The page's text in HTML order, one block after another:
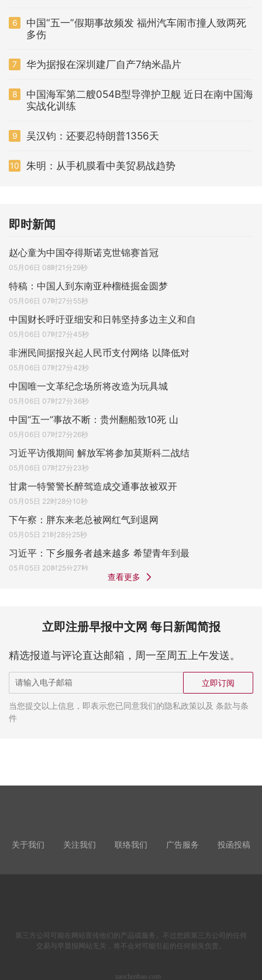
6
中国“五一”假期事故频发 福州汽车闹市撞人致两死
多伤
7 华为据报在深圳建厂自产7纳米晶片
8
中国海军第二艘054B型导弹护卫舰 近日在南中国海
实战化训练
9 吴汉钧：还要忍特朗普1356天
10 朱明：从手机膜看中美贸易战趋势
即时新闻
赵心童为中国夺得斯诺克世锦赛首冠
05月06日 08时21分29秒
特稿：中国人到东南亚种榴梿掘金圆梦
05月06日 07时27分55秒
中国财长呼吁亚细安和日韩坚持多边主义和自
05月06日 07时27分45秒
非洲民间据报兴起人民币支付网络 以降低对
05月06日 07时27分42秒
中国唯一文革纪念场所将改造为玩具城
05月06日 07时27分36秒
中国“五一”事故不断：贵州翻船致10死 山
05月06日 07时27分26秒
习近平访俄期间 解放军将参加莫斯科二战结
05月06日 07时27分23秒
甘肃一特警警长醉驾造成交通事故被双开
05月05日 22时28分10秒
下午察：胖东来老总被网红气到退网
05月05日 21时28分25秒
习近平：下乡服务者越来越多 希望青年到最
05月05日 20时25分27秒
查看更多
立即注册早报中文网 每日新闻简报
精选报道与评论直达邮箱，周一至周五上午发送。
立即订阅
当您提交以上信息，即表示您已同意我们的隐私政策以及 条款与条
件
关于我们 关注我们 联络我们 广告服务 投函投稿
第三方公司可能在网站宣传他们的产品或服务。不过您跟第三方公司的任何
交易与早晨报网站无关，将不会对可能引起的任何损失负责。
zaochenbao.com